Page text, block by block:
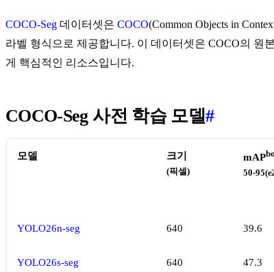
COCO-Seg 데이터셋은 COCO(Common Objects in
라벨 형식으로 제공합니다. 이 데이터셋은 COCO의
게 핵심적인 리소스입니다.
COCO-Seg 사전 학습 모델#
모델 크기
(픽셀)
mAP
50-
YOLO26n-seg 640 39.6
YOLO26s-seg 640 47.3